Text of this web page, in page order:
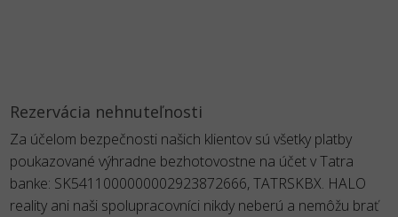
Rezervácia nehnuteľnosti
Za účelom bezpečnosti našich klientov sú všetky platby
poukazované výhradne bezhotovostne na účet v Tatra
banke: SK5411000000002923872666, TATRSKBX. HALO
reality ani naši spolupracovníci nikdy neberú a nemôžu brať